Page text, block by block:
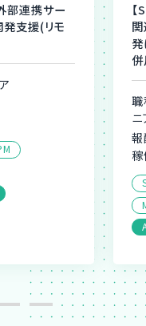
部連携サー
発支援(リモ
発
職
報